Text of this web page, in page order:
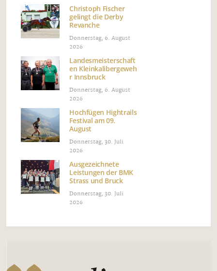
Christoph Fischer
gelingt die Derby
Revanche
Donnerstag, 6. August
2026
Landesmeisterschaft
en Kleinkalibergeweh
r Innsbruck
Donnerstag, 6. August
2026
Hochfügen Hightrails
Festival am 09.
August
Donnerstag, 30. Juli
2026
Ausgezeichnete
Leistungen der BMK
Strass und Bruck
Donnerstag, 30. Juli
2026